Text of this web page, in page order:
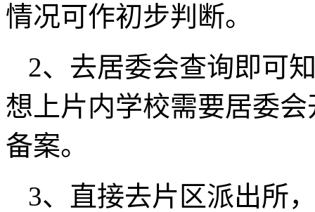
情况可作初步判断。
2、去居委会查询即可
想上片内学校需要居委
备案。
3、直接去片区派出所